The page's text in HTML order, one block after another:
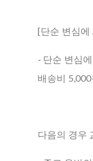
[단순 변심에
- 단순 변심
배송비
다음의 경우